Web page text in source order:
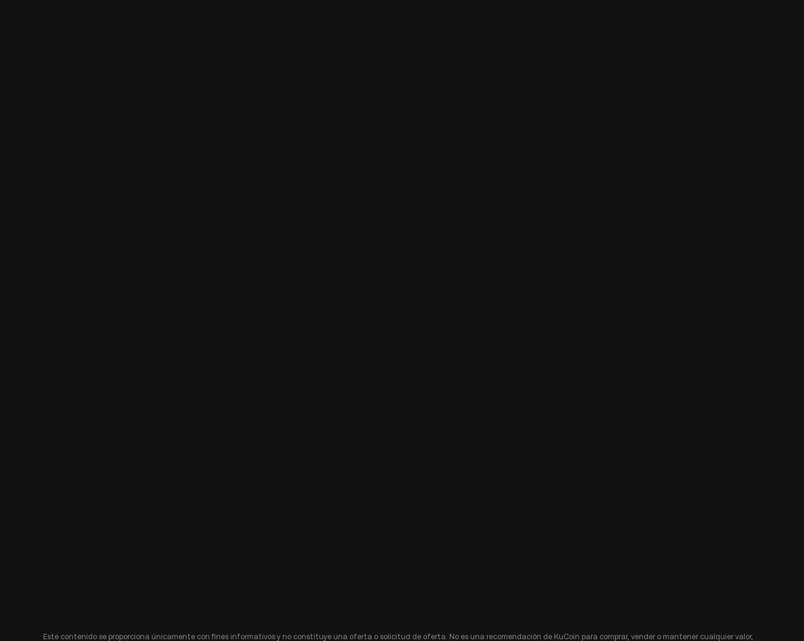
Este contenido se proporciona únicamente con fines informativos y no constituye una oferta o solicitud de oferta. No es una recomendación de KuCoin para comprar, vender o mantener cualquier valor,